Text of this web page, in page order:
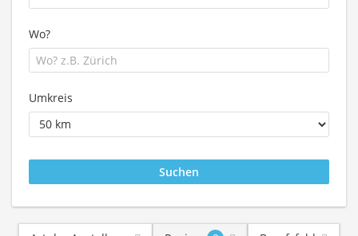
Wo?
Umkreis